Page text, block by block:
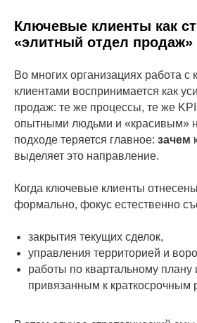
Ключевые клиенты как
«элитный отдел продаж»
Во многих организациях работа
клиентами воспринимается как
продаж: те же процессы, те же
опытными людьми и «красивым»
подходе теряется главное: зачем
выделяет это направление.
Когда ключевые клиенты
формально, фокус естественно
закрытия текущих сделок,
управления территорией и
работы по квартальному плану
привязанным к краткосрочным